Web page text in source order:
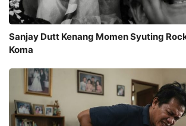
Sanjay Dutt Kenang Momen Syuting
Koma